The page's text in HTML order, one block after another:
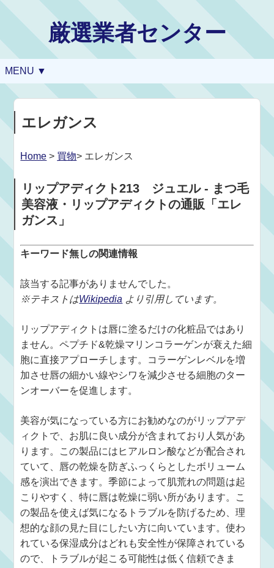
厳選業者センター
MENU ▼
エレガンス
Home > 買物> エレガンス
リップアディクト213 ジュエル - まつ毛
美容液・リップアディクトの通販「エレ
ガンス」
キーワード無しの関連情報
該当する記事がありませんでした。
※テキストはWikipedia より引用しています。
リップアディクトは唇に塗るだけの化粧品ではあり
ません。ペプチド&乾燥マリンコラーゲンが衰えた細
胞に直接アプローチします。コラーゲンレベルを増
加させ唇の細かい線やシワを減少させる細胞のター
ンオーバーを促進します。
美容が気になっている方にお勧めなのがリップアデ
ィクトで、お肌に良い成分が含まれており人気があ
ります。この製品にはヒアルロン酸などが配合され
ていて、唇の乾燥を防ぎふっくらとしたボリューム
感を演出できます。季節によって肌荒れの問題は起
こりやすく、特に唇は乾燥に弱い所があります。こ
の製品を使えば気になるトラブルを防げるため、理
想的な顔の見た目にしたい方に向いています。使わ
れている保湿成分はどれも安全性が保障されている
ので、トラブルが起こる可能性は低く信頼できま